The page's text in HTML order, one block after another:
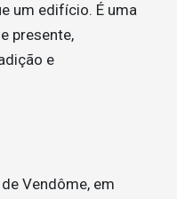
um edifício. É uma
presente,
e
Vendôme, em